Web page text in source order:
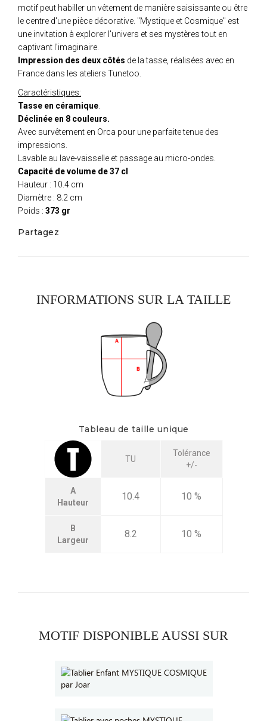
motif peut habiller un vêtement de manière saisissante ou être
le centre d'une pièce décorative. "Mystique et Cosmique" est
une invitation à explorer l'univers et ses mystères tout en
captivant l'imaginaire.
Impression des deux côtés de la tasse, réalisées avec en
France dans les ateliers Tunetoo.
Caractéristiques:
Tasse en céramique
Déclinée en 8 couleurs.
Avec survêtement en Orca pour une parfaite tenue des
impressions.
Lavable au lave-vaisselle et passage au micro-ondes.
Capacité de volume de 37 cl
Hauteur : 10.4 cm
Diamètre : 8.2 cm
Poids : 373 gr
Partagez
INFORMATIONS SUR LA TAILLE
Tableau de taille unique
TU
Tolérance
+/-
A
Hauteur
10.4 10 %
B
Largeur
8.2 10 %
MOTIF DISPONIBLE AUSSI SUR